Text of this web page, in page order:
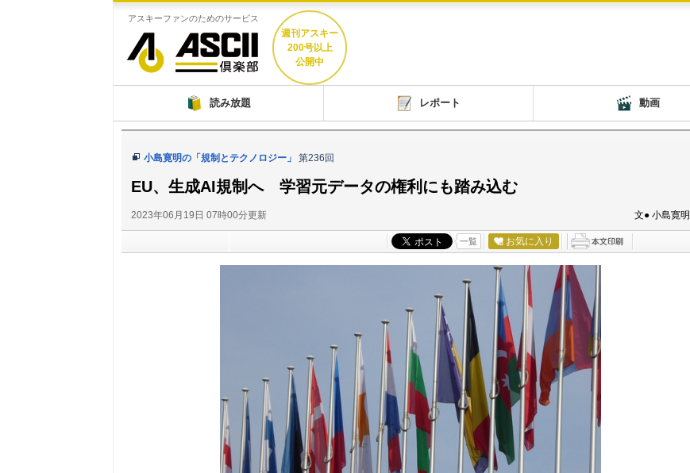
アスキーファンのためのサービス
ASCII倶楽部
週刊アスキー
200号以上
公開中
読み放題 レポート 動画
小島寛明の「規制とテクノロジー」 第236回
EU、生成AI規制へ 学習元データの権利にも踏み込む
2023年06月19日 07時00分更新 文● 小島寛明
一覧 お気に入り